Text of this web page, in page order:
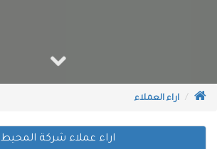
اراء العملاء
اراء عملاء شركة المحيط